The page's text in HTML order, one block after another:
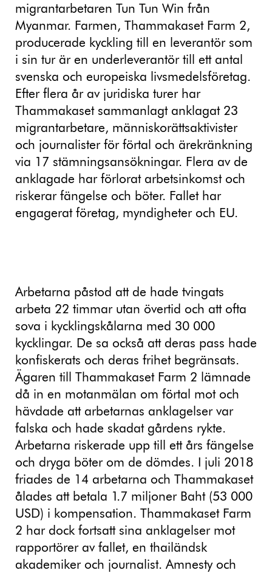
migrantarbetaren Tun Tun Win från
Myanmar. Farmen, Thammakaset Farm 2,
producerade kyckling till en leverantör som
i sin tur är en underleverantör till ett antal
svenska och europeiska livsmedelsföretag.
Efter flera år av juridiska turer har
Thammakaset sammanlagt anklagat 23
migrantarbetare, människorättsaktivister
och journalister för förtal och ärekränkning
via 17 stämningsansökningar. Flera av de
anklagade har förlorat arbetsinkomst och
riskerar fängelse och böter. Fallet har
engagerat företag, myndigheter och EU.
Arbetarna påstod att de hade tvingats
arbeta 22 timmar utan övertid och att ofta
sova i kycklingskålarna med 30 000
kycklingar. De sa också att deras pass hade
konfiskerats och deras frihet begränsats.
Ägaren till Thammakaset Farm 2 lämnade
då in en motanmälan om förtal mot och
hävdade att arbetarnas anklagelser var
falska och hade skadat gårdens rykte.
Arbetarna riskerade upp till ett års fängelse
och dryga böter om de dömdes. I juli 2018
friades de 14 arbetarna och Thammakaset
ålades att betala 1.7 miljoner Baht (53 000
USD) i kompensation. Thammakaset Farm
2 har dock fortsatt sina anklagelser mot
rapportörer av fallet, en thailändsk
akademiker och journalist. Amnesty och